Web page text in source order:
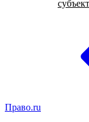
Право.ru